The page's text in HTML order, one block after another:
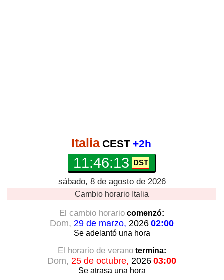
Italia CEST +2h
11:46:14
sábado, 8 de agosto de 2026
Cambio horario Italia
El cambio horario comenzó:
Dom, 29 de marzo, 2026 02:00
Se adelantó una hora
El horario de veranotermina:
Dom, 25 de octubre, 2026 03:00
Se atrasa una hora